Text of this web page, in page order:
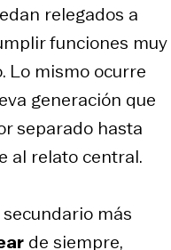
relegados a
funciones muy
Lo mismo ocurre
generación que
separado hasta
al relato central.
más
de siempre,